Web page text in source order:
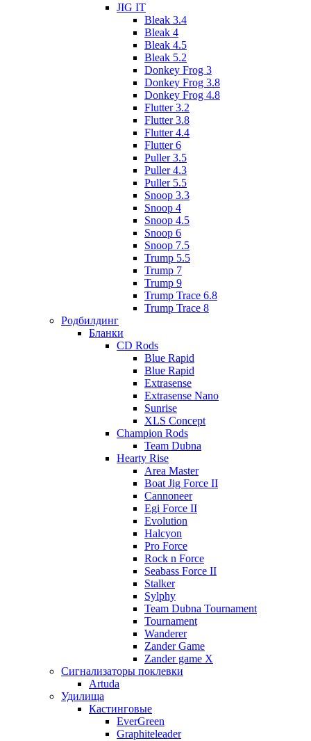
JIG IT
Bleak 3.4
Bleak 4
Bleak 4.5
Bleak 5.2
Donkey Frog 3
Donkey Frog 3.8
Donkey Frog 4.8
Flutter 3.2
Flutter 3.8
Flutter 4.4
Flutter 6
Puller 3.5
Puller 4.3
Puller 5.5
Snoop 3.3
Snoop 4
Snoop 4.5
Snoop 6
Snoop 7.5
Trump 5.5
Trump 7
Trump 9
Trump Trace 6.8
Trump Trace 8
Родбилдинг
Бланки
CD Rods
Blue Rapid
Blue Rapid
Extrasense
Extrasense Nano
Sunrise
XLS Concept
Champion Rods
Team Dubna
Hearty Rise
Area Master
Boat Jig Force II
Cannoneer
Egi Force II
Evolution
Halcyon
Pro Force
Rock n Force
Seabass Force II
Stalker
Sylphy
Team Dubna Tournament
Tournament
Wanderer
Zander Game
Zander game X
Сигнализаторы поклевки
Artuda
Удилища
Кастинговые
EverGreen
Graphiteleader